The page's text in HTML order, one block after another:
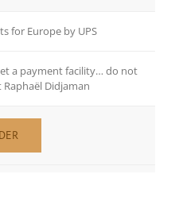
for Europe by UPS
a payment facility… do not
Didjaman